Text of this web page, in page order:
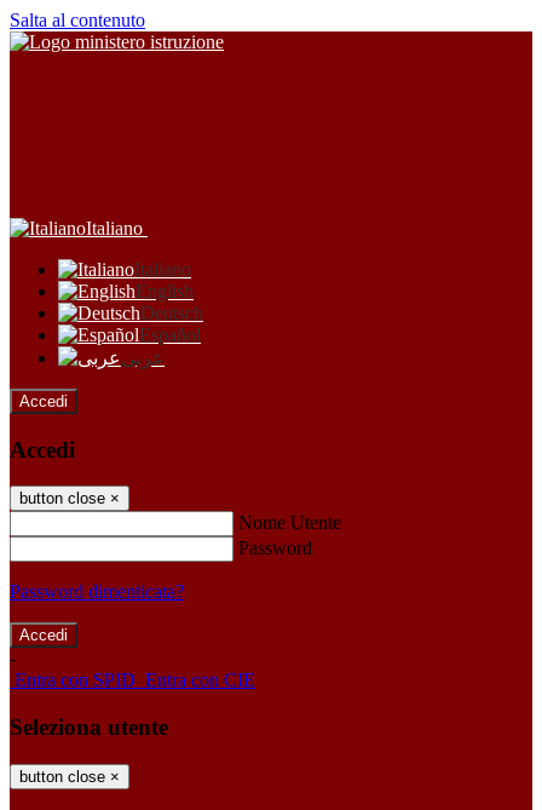
Salta al contenuto
Italiano
Italiano
English
Deutsch
Español
عربى
Accedi
Accedi
button close ×
Nome Utente
Password
Password dimenticata?
-
Entra con SPID Entra con CIE
Seleziona utente
button close ×